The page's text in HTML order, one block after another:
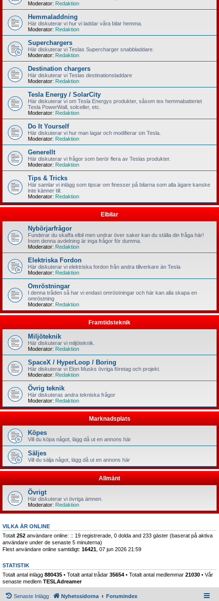
Moderator: Redaktion
Hemmaladdning
Här diskuterar vi hur vi laddar våra bilar hemma.
Moderator: Redaktion
Superchargers
Här diskuterar vi Teslas Supercharger snabbladdare.
Moderator: Redaktion
Destination chargers
Här diskuterar vi Teslas destinationsladdare
Moderator: Redaktion
Tesla Energy / SolarCity
Här diskuterar vi om Tesla Energys produkter, såsom tex hemmabatteriet
Tesla PowerWall, solceller, etc.
Moderator: Redaktion
Do It Yourself
Här diskuterar vi hur man lagar och modifierar sin Tesla.
Moderator: Redaktion
Generellt
Här diskuterar vi frågor som berör flera av Teslas produkter.
Moderator: Redaktion
Tips & Tricks
Här samlar vi inlägg som tipsar om finesser på bilarna som alla ägare kanske
inte känner till.
Moderator: Redaktion
Elbilar
Nybörjarfrågor
Funderar du skaffa elbil men undrar över saker kan du ställa din fråga här!
Inom denna avdelning är inga frågor för dumma.
Moderator: Redaktion
Elektriska Fordon
Här diskuterar vi elektriska fordon från andra tillverkare än Tesla
Moderator: Redaktion
Omröstningar
I denna tråden så har vi endast omröstningar och här kan alla skapa en
omröstning
Moderator: Redaktion
Framtidsteknik
Miljöteknik
Här diskuterar vi miljöteknik.
Moderator: Redaktion
SpaceX / HyperLoop / Boring
Här diskuterar vi Elon Musks övriga företag och projekt.
Moderator: Redaktion
Övrig teknik
Här diskuteras andra tekniska frågor
Moderator: Redaktion
Marknadsplats
Köpes
Vill du köpa något, lägg då ut en annons här
Säljes
Vill du sälja något, lägg då ut en annons här
Allmänt
Övrigt
Här diskuterar vi övriga ämnen.
Moderator: Redaktion
VILKA ÄR ONLINE
Totalt 252 användare online: :: 19 registrerade, 0 dolda and 233 gäster (baserat på aktiva
användare under de senaste 5 minuterna)
Flest användare online samtidigt: 16421 , 07 jun 2026 21:59
STATISTIK
Totalt antal inlägg 880435 • Totalt antal trådar 35654 • Totalt antal medlemmar 21030 • Vår
senaste medlem TESLAdreamer
Senaste Inlägg Nyhetssidorna Forumindex